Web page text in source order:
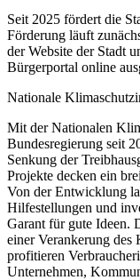
Seit 2025 fördert die
Förderung läuft
der Website der Stadt
Bürgerportal online
Nationale
Mit der Nationalen
Bundesregierung seit
Senkung der
Projekte decken ein
Von der Entwicklung
Hilfestellungen und
Garant für gute Ideen.
einer Verankerung
profitieren
Unternehmen,